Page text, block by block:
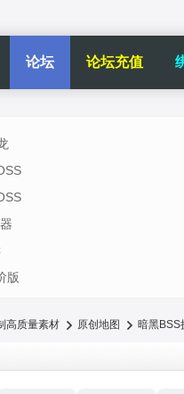
论坛 论坛充值
版
高质量素材 原创地图 暗黑BSS